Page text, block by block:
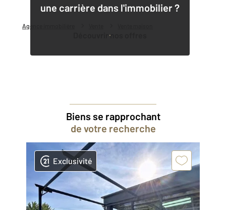
Agence immobilière
une carrière dans l'immobilier ?
Découvrir nos offres
Biens se rapprochant
de votre recherche
Exclusivité